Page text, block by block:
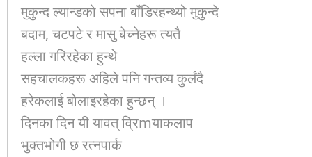
मुकुन्द ल्यान्डको सपना बाँडिरहन्थ्यो मुकुन्दे
बदाम, चटपटे र मासु बेच्नेहरू त्यतै
हल्ला गरिरहेका हुन्थे
सहचालकहरू अहिले पनि गन्तव्य कुर्लंदै
हरेकलाई बोलाइरहेका हुन्छन् ।
दिनका दिन यी यावत् व्रिmयाकलाप
भुक्तभोगी छ रत्नपार्क